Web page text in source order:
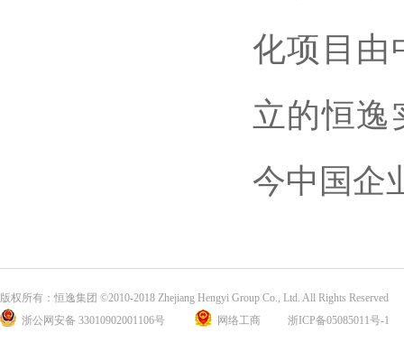
化项目由
立的恒逸
今中国企
版权所有：恒逸集团 ©2010-2018 Zhejiang Hengyi Group Co., Ltd. All Rights Reserved
浙公网安备 33010902001106号
网络工商 浙ICP备05085011号-1